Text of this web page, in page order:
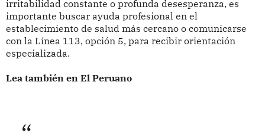
irritabilidad constante o profunda desesperanza, es
importante buscar ayuda profesional en el
establecimiento de salud más cercano o comunicarse
con la Línea 113, opción 5, para recibir orientación
especializada.
Lea también en El Peruano